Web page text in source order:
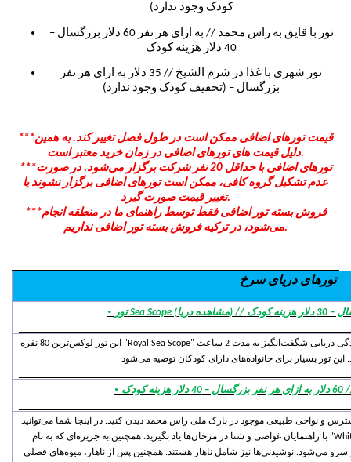
کودک وجود ندارد)
تور با قایق به راس محمد // به ازای هر نفر 60 دلار بزرگسال –
40 دلار هزینه کودک
تور شهری با غذا در شرم الشیخ // 35 دلار به ازای هر نفر
بزرگسال – (تخفیف کودک وجود ندارد)
***قیمت تورهای اضافی ممکن است در طول فصل تغییر کند. به همین
دلیل قیمت های تورهای اضافی در زمان خرید معتبر است.
***تورهای اضافی با حداقل 20 نفر شرکت برگزار می‌شود. در صورت
عدم تشکیل گروه کافی، ممکن است تورهای اضافی برگزار نشوند یا
تغییر قیمت صورت گیرد.
***فروش بسته تور اضافی فقط توسط راهنمای ما در منطقه انجام
می‌شود، در ترکیه فروش بسته تور اضافی نداریم.
تورهای دریای سرخ
·
این تور لوکس‌ترین 80 نفره "Royal Sea Scope" با زیرزمین شفاف بوده و به شما امکان می‌دهد تا از زندگی دریایی شگفت‌انگیز به مدت 2 ساعت
·
و نواحی طبیعی موجود در پارک ملی راس محمد دیدن کنید. در اینجا شما می‌توانید
با راهنمایان غواصی و شنا در مرجان‌ها یاد بگیرید. همچنین به جزیره‌ای که به نام "White Island" معروف است و در آنجا برای خود نگهداری
سرو می‌شود. نوشیدنی‌ها نیز شامل ناهار هستند. همچنین پس از ناهار، میوه‌های فصلی